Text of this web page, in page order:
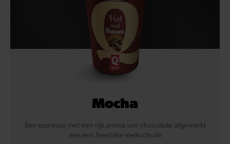
Mocha
Een espresso met een rijk aroma van chocolade afgewerkt
met een heerlijke melkschuim